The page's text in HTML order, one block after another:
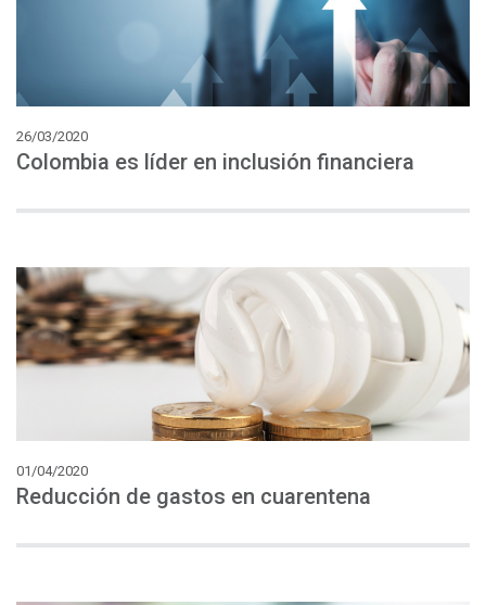
26/03/2020
Colombia es líder en inclusión financiera
01/04/2020
Reducción de gastos en cuarentena